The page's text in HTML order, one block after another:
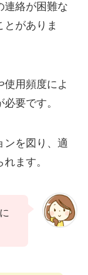
連絡が困難な
とがありま
用頻度によ
要です。
ンを図り、適
ます。